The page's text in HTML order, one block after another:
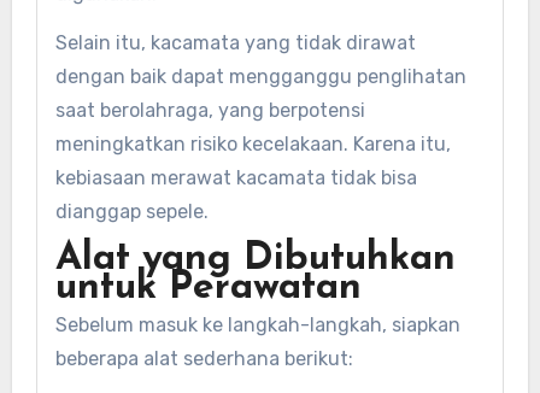
Selain itu, kacamata yang tidak dirawat
dengan baik dapat mengganggu penglihatan
saat berolahraga, yang berpotensi
meningkatkan risiko kecelakaan. Karena itu,
kebiasaan merawat kacamata tidak bisa
dianggap sepele.
Alat yang Dibutuhkan
untuk Perawatan
Sebelum masuk ke langkah-langkah, siapkan
beberapa alat sederhana berikut: